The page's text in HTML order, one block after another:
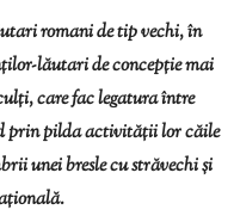
romani de tip vechi, în
lăutari de concepție mai
care fac legatura între
prin pilda activității lor căile
unei bresle cu străvechi și